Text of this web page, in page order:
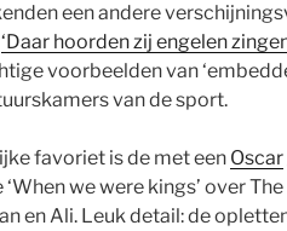
een andere
‘Daar hoorden zij engelen
voorbeelden van
van de sport.
favoriet is de met een Oscar
we were kings’ over
en Ali. Leuk detail: de